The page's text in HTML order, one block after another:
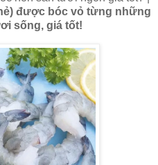
được bóc vỏ từng những
sống, giá tốt!